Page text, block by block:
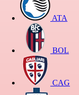
ATA
BOL
CAG